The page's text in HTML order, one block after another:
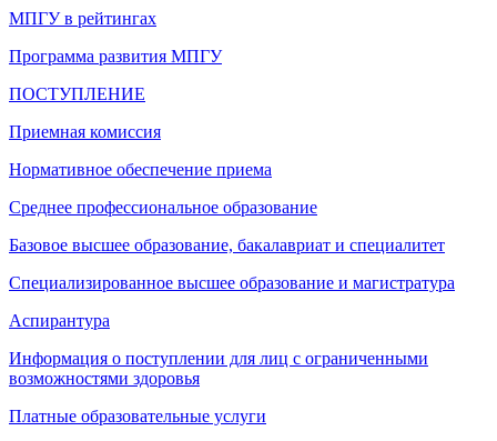
МПГУ в рейтингах
Программа развития МПГУ
ПОСТУПЛЕНИЕ
Приемная комиссия
Нормативное обеспечение приема
Среднее профессиональное образование
Базовое высшее образование, бакалавриат и специалитет
Специализированное высшее образование и магистратура
Аспирантура
Информация о поступлении для лиц с ограниченными
возможностями здоровья
Платные образовательные услуги